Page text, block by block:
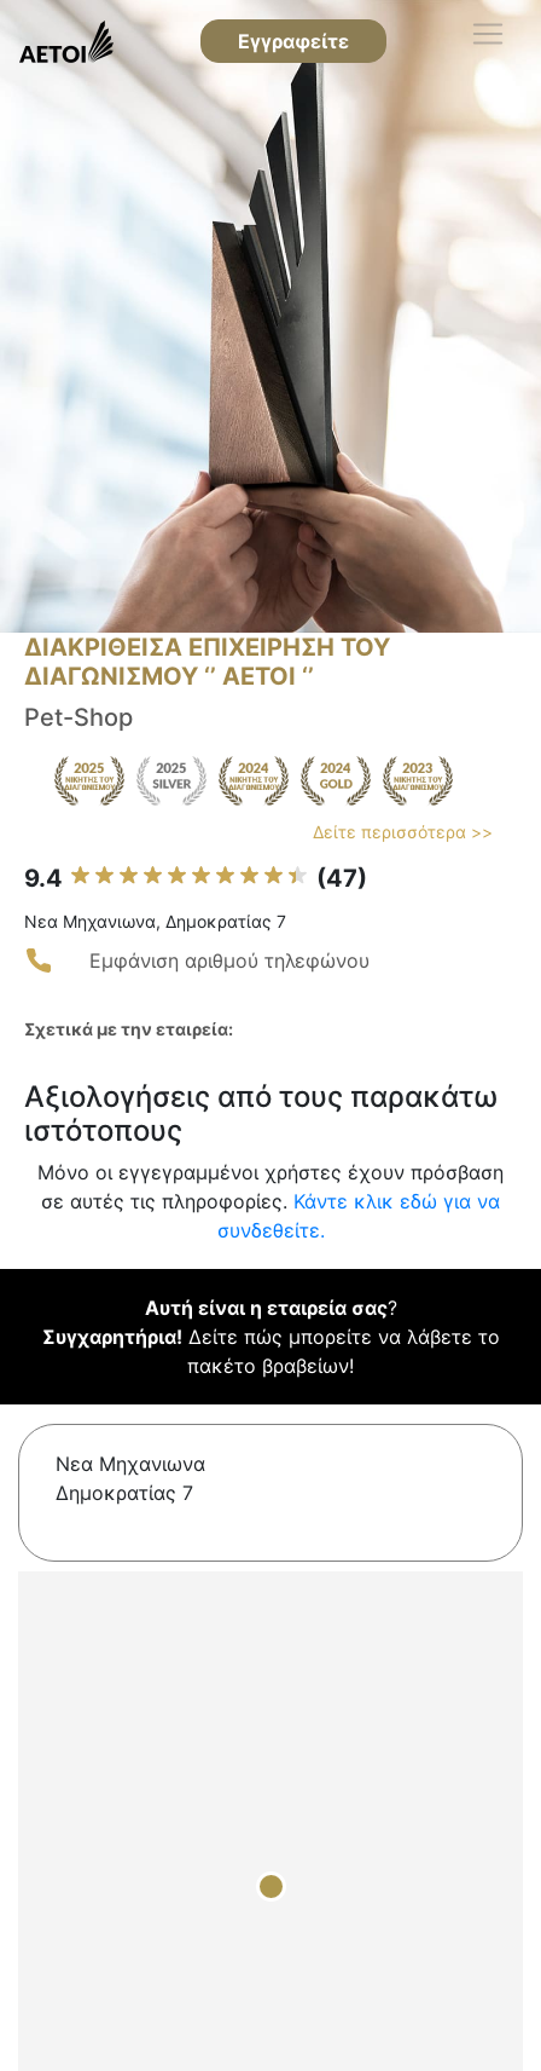
Εγγραφείτε
ΔΙΑΚΡΙΘΕΙΣΑ ΕΠΙΧΕΙΡΗΣΗ ΤΟΥ
ΔΙΑΓΩΝΙΣΜΟΥ ‘’ ΑΕΤΟΙ ‘’
Pet-Shop
Δείτε περισσότερα >>
9.4 (47)
Νεα Μηχανιωνα, Δημοκρατίας 7
Εμφάνιση αριθμού τηλεφώνου
Σχετικά με την εταιρεία:
Αξιολογήσεις από τους παρακάτω
ιστότοπους
Μόνο οι εγγεγραμμένοι χρήστες έχουν πρόσβαση
σε αυτές τις πληροφορίες. Κάντε κλικ εδώ για να
συνδεθείτε.
Αυτή είναι η εταιρεία σας?
Συγχαρητήρια! Δείτε πώς μπορείτε να λάβετε το
πακέτο βραβείων!
Νεα Μηχανιωνα
Δημοκρατίας 7